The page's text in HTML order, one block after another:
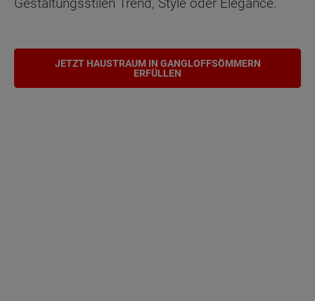
JETZT HAUSTRAUM IN GANGLOFFSÖMMERN
ERFÜLLEN